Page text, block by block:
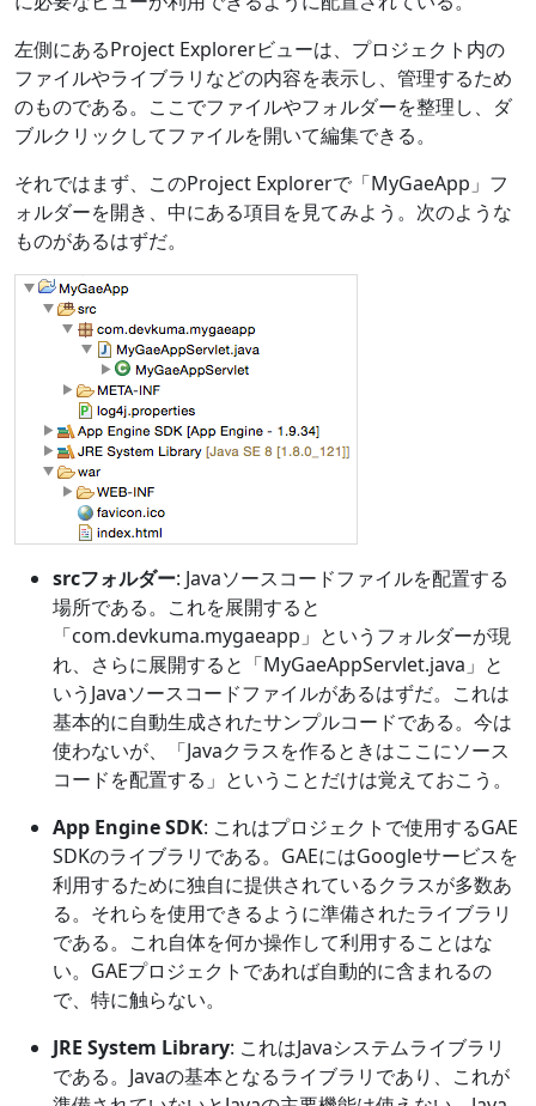
左側にあるProject Explorerビューは、プロジェクト内の
ファイルやライブラリなどの内容を表示し、管理するため
のものである。ここでファイルやフォルダーを整理し、ダ
ブルクリックしてファイルを開いて編集できる。
それではまず、このProject Explorerで「MyGaeApp」フ
ォルダーを開き、中にある項目を見てみよう。次のような
ものがあるはずだ。
srcフォルダー: Javaソースコードファイルを配置する
場所である。これを展開すると
「com.devkuma.mygaeapp」というフォルダーが現
れ、さらに展開すると「MyGaeAppServlet.java」と
いうJavaソースコードファイルがあるはずだ。これは
基本的に自動生成されたサンプルコードである。今は
使わないが、「Javaクラスを作るときはここにソース
コードを配置する」ということだけは覚えておこう。
App Engine SDK: これはプロジェクトで使用するGAE
SDKのライブラリである。GAEにはGoogleサービスを
利用するために独自に提供されているクラスが多数あ
る。それらを使用できるように準備されたライブラリ
である。これ自体を何か操作して利用することはな
い。GAEプロジェクトであれば自動的に含まれるの
で、特に触らない。
JRE System Library: これはJavaシステムライブラリ
である。Javaの基本となるライブラリであり、これが